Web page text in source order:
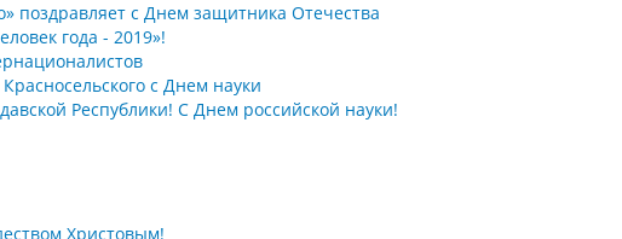
поздравляет с Днем защитника Отечества
года - 2019»!
с Днем науки
Республики! С Днем российской науки!
Христовым!